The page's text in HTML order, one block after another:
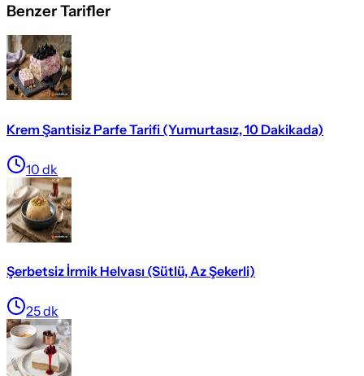
Benzer Tarifler
Krem Şantisiz Parfe Tarifi (Yumurtasız, 10 Dakikada)
10 dk
Şerbetsiz İrmik Helvası (Sütlü, Az Şekerli)
25dk